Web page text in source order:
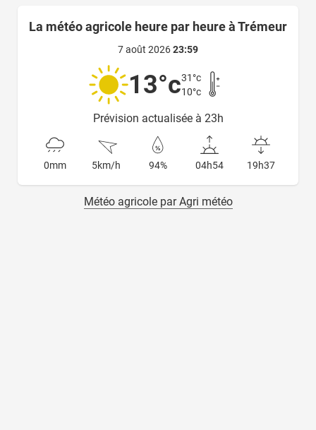
La météo agricole heure par heure à Trémeur
7 août 202623:59
13°c31°c
10°c
Prévision actualisée à 23h
0mm 5km/h 94% 04h54 19h37
Météo agricole par Agri météo